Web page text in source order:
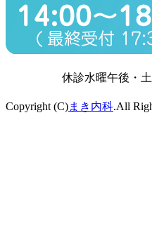
休診水曜午後・
Copyright (C)まき内科.All